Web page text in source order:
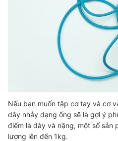
Nếu bạn muốn tập cơ tay và cơ
dây nhảy dạng ống sẽ là gợi ý
điểm là dày và nặng, một số sản
lượng lên đến 1kg.